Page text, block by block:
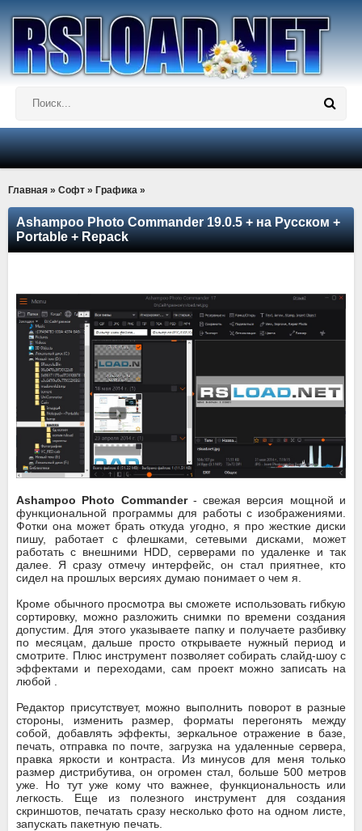
Главная » Софт » Графика »
Ashampoo Photo Commander 19.0.5 + на Русском +
Portable + Repack
Ashampoo Photo Commander- свежая версия мощной и
функциональной программы для работы с изображениями.
Фотки она может брать откуда угодно, я про жесткие диски
пишу, работает с флешками, сетевыми дисками, может
работать с внешними HDD, серверами по удаленке и так
далее. Я сразу отмечу интерфейс, он стал приятнее, кто
сидел на прошлых версиях думаю понимает о чем я.
Кроме обычного просмотра вы сможете использовать гибкую
сортировку, можно разложить снимки по времени создания
допустим. Для этого указываете папку и получаете разбивку
по месяцам, дальше просто открываете нужный период и
смотрите. Плюс инструмент позволяет собирать слайд-шоу с
эффектами и переходами, сам проект можно записать на
любой .
Редактор присутствует, можно выполнить поворот в разные
стороны, изменить размер, форматы перегонять между
собой, добавлять эффекты, зеркальное отражение в базе,
печать, отправка по почте, загрузка на удаленные сервера,
правка яркости и контраста. Из минусов для меня только
размер дистрибутива, он огромен стал, больше 500 метров
уже. Но тут уже кому что важнее, функциональность или
легкость. Еще из полезного инструмент для создания
скриншотов, печатать сразу несколько фото на одном листе,
запускать пакетную печать.